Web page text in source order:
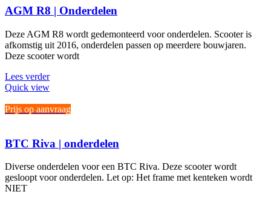
AGM R8 | Onderdelen
Deze AGM R8 wordt gedemonteerd voor onderdelen. Scooter is
afkomstig uit 2016, onderdelen passen op meerdere bouwjaren.
Deze scooter wordt
Lees verder
Quick view
Prijs op aanvraag
BTC Riva | onderdelen
Diverse onderdelen voor een BTC Riva. Deze scooter wordt
gesloopt voor onderdelen. Let op: Het frame met kenteken wordt
NIET